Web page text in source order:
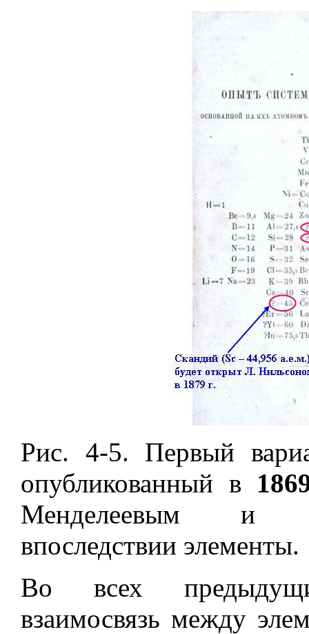
Рис. 4-5. Первый
опубликованный в
Менделеевым и
впоследствии элементы.
Во всех
взаимосвязь между